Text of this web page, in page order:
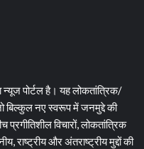
पोर्टल है। यह लोकतांत्रिक/
बिल्कुल नए स्वरूप में जनमुद्दे की
प्रगीतिशील विचारों, लोकतांत्रिक
राष्ट्रीय और अंतराष्ट्रीय मुद्दों की